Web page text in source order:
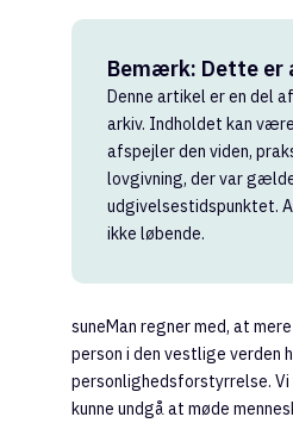
Bemærk: Dette er
Denne artikel er en del
arkiv. Indholdet kan
afspejler den viden,
lovgivning, der var
udgivelsestidspunktet.
ikke løbende.
suneMan regner med, at
person i den vestlige verden
personlighedsforstyrrelse.
kunne undgå at møde